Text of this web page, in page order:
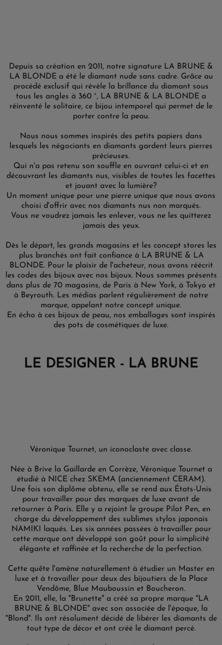
Depuis sa création en 2011, notre signature LA BRUNE &
LA BLONDE a été le diamant nude sans cadre. Grâce au
procédé exclusif qui révèle la brillance du diamant sous
tous les angles à 360 °, LA BRUNE & LA BLONDE a
réinventé le solitaire, ce bijou intemporel qui permet de le
porter contre la peau.
Nous nous sommes inspirés des petits papiers dans
lesquels les négociants en diamants gardent leurs pierres
précieuses.
Qui n'a pas retenu son souffle en ouvrant celui-ci et en
découvrant les diamants nus, visibles de toutes les facettes
et jouant avec la lumière?
Un moment unique pour une pierre unique que nous avons
choisi d'offrir avec nos diamants nus non marqués.
Vous ne voudrez jamais les enlever, vous ne les quitterez
jamais des yeux.
Dès le départ, les grands magasins et les concept stores les
plus branchés ont fait confiance à LA BRUNE & LA
BLONDE. Pour le plaisir de l'acheteur, nous avons réécrit
les codes des bijoux avec nos bijoux. Nous sommes présents
dans plus de 70 magasins, de Paris à New York, à Tokyo et
à Beyrouth. Les médias parlent régulièrement de notre
marque, appelant notre concept unique.
En écho à ces bijoux de peau, nos emballages sont inspirés
des pots de cosmétiques de luxe.
LE DESIGNER - LA BRUNE
Véronique Tournet, un iconoclaste avec classe.
Née à Brive la Gaillarde en Corrèze, Véronique Tournet a
étudié à NICE chez SKEMA (anciennement CERAM).
Une fois son diplôme obtenu, elle se rend aux États-Unis
pour travailler pour des marques de luxe avant de
retourner à Paris. Elle y a rejoint le groupe Pilot Pen, en
charge du développement des sublimes stylos japonais
NAMIKI laqués. Les six années passées à travailler pour
cette marque ont développé son goût pour la simplicité
élégante et raffinée et la recherche de la perfection.
Cette quête l'amène naturellement à étudier un Master en
luxe et à travailler pour deux des bijoutiers de la Place
Vendôme, Blue Mauboussin et Boucheron.
En 2011, elle, la "Brunette" a créé sa propre marque "LA
BRUNE & BLONDE" avec son associée de l'époque, la
"Blond". Ils ont résolument décidé de libérer les diamants de
tout type de décor et ont créé le diamant percé.